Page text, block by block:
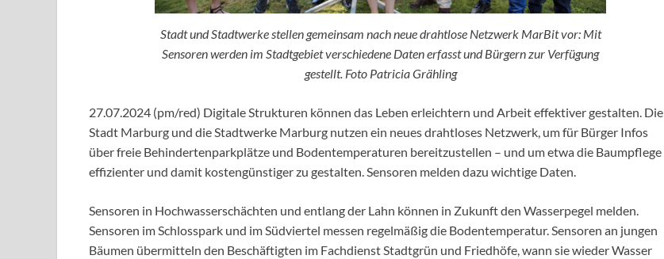
Stadt und Stadtwerke stellen gemeinsam nach neue drahtlose Netzwerk MarBit vor: Mit
Sensoren werden im Stadtgebiet verschiedene Daten erfasst und Bürgern zur Verfügung
gestellt. Foto Patricia Grähling
27.07.2024 (pm/red) Digitale Strukturen können das Leben erleichtern und Arbeit effektiver gestalten. Die
Stadt Marburg und die Stadtwerke Marburg nutzen ein neues drahtloses Netzwerk, um für Bürger Infos
über freie Behindertenparkplätze und Bodentemperaturen bereitzustellen – und um etwa die Baumpflege
effizienter und damit kostengünstiger zu gestalten. Sensoren melden dazu wichtige Daten.
Sensoren in Hochwasserschächten und entlang der Lahn können in Zukunft den Wasserpegel melden.
Sensoren im Schlosspark und im Südviertel messen regelmäßig die Bodentemperatur. Sensoren an jungen
Bäumen übermitteln den Beschäftigten im Fachdienst Stadtgrün und Friedhöfe, wann sie wieder Wasser